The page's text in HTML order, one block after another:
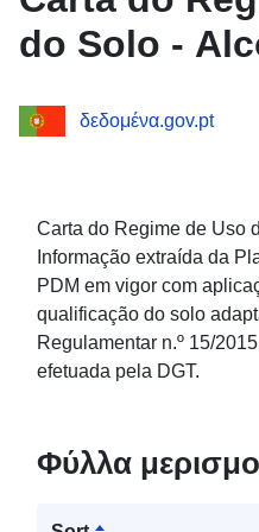
do Solo -
δεδομένα.gov.pt
Carta do Regime de Uso
Informação extraída da
PDM em vigor com
qualificação do solo
Regulamentar n.º 15/
efetuada pela DGT.
Φύλλα